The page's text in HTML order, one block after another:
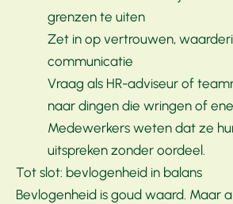
grenzen te uiten
Zet in op vertrouwen,
communicatie
Vraag als HR-adviseur of
naar dingen die wringen of
Medewerkers weten dat ze
uitspreken zonder oordeel.
Tot slot: bevlogenheid in balans
Bevlogenheid is goud waard. Maar